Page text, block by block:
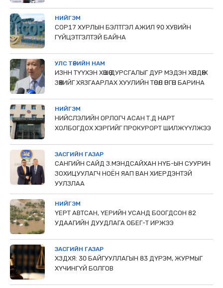
НИЙГЭМ
COP17 ХУРЛЫН БЭЛТГЭЛ АЖИЛ 90 ХУВИЙН
ГҮЙЦЭТГЭЛТЭЙ БАЙНА
УЛС ТӨРИЙН НАМ
ИЗНН ТҮҮХЭН ХӨШӨӨ ДУРСГАЛЫГ ДУР МЭДЭН ХӨНДӨЖ
ЗӨӨХИЙГ ХЯЗГААРЛАХ ХУУЛИЙН ТӨСӨЛ ӨРГӨН БАРИНА
НИЙГЭМ
НИЙСЛЭЛИЙН ОРЛОГЧ АСАН Т.Д НАРТ
ХОЛБОГДОХ ХЭРГИЙГ ПРОКУРОРТ ШИЛЖҮҮЛЖЭЭ
ЗАСГИЙН ГАЗАР
САНГИЙН САЙД З.МЭНДСАЙХАН НҮБ-ЫН СУУРИН
ЗОХИЦУУЛАГЧ НОЁН ЯАП ВАН ХИЕРДЭНТЭЙ
УУЛЗЛАА
НИЙГЭМ
ҮЕРТ АВТСАН, ҮЕРИЙН УСАНД БООГДСОН 82
УДААГИЙН ДУУДЛАГА ОБЕГ-Т ИРЖЭЭ
ЗАСГИЙН ГАЗАР
ХЗДХЯ: 30 БАЙГУУЛЛАГЫН 83 ДҮРЭМ, ЖУРМЫГ
ХҮЧИНГҮЙ БОЛГОВ